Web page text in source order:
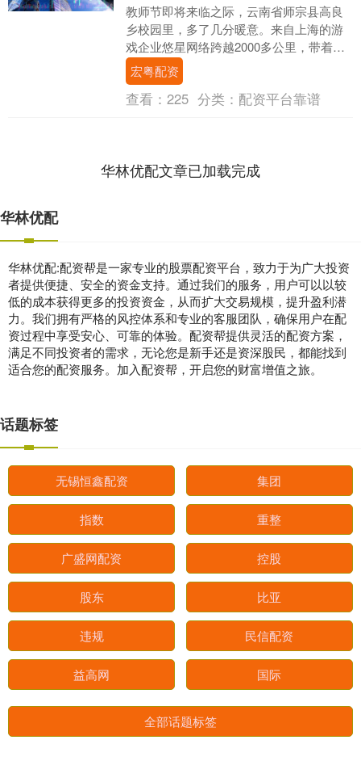
教师节即将来临之际，云南省师宗县高良
乡校园里，多了几分暖意。来自上海的游
戏企业悠星网络跨越2000多公里，带着精
心筹备的 “老师能量补给计划”走进这里，
为扎根大....
宏粤配资
查看： 225 分类： 配资平台靠谱
华林优配文章已加载完成
华林优配
华林优配:配资帮是一家专业的股票配资平台，致力于为广大投资
者提供便捷、安全的资金支持。通过我们的服务，用户可以以较
低的成本获得更多的投资资金，从而扩大交易规模，提升盈利潜
力。我们拥有严格的风控体系和专业的客服团队，确保用户在配
资过程中享受安心、可靠的体验。配资帮提供灵活的配资方案，
满足不同投资者的需求，无论您是新手还是资深股民，都能找到
适合您的配资服务。加入配资帮，开启您的财富增值之旅。
话题标签
无锡恒鑫配资 集团
指数 重整
广盛网配资 控股
股东 比亚
违规 民信配资
益高网 国际
全部话题标签